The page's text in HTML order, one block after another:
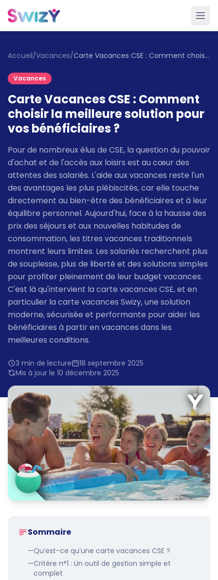
Accueil/Vacances/ Carte Vacances CSE : Comment choisir la meilleure solution pour vos bénéficiaires ?
Vacances
Carte Vacances CSE : Comment
choisir la meilleure solution pour
vos bénéficiaires ?
Pour de nombreux élus de CSE, la question du pouvoir
d'achat et de l'accès aux loisirs est au cœur des
attentes des salariés. L'aide aux vacances reste l'un
des avantages les plus plébiscités, car elle touche
directement au bien-être des bénéficiaires et à leur
équilibre personnel. Aujourd'hui, face à la hausse des
prix des séjours et aux nouvelles habitudes de
consommation, les titres vacances traditionnels
montrent leurs limites. Les salariés recherchent plus
de souplesse, plus de liberté et des solutions simples
pour profiter pleinement de leur budget vacances.
C'est là qu'intervient la carte vacances CSE, et en
particulier la carte vacances Swizy, une solution
moderne, sécurisée et performante pour aider les
bénéficiaires à partir en vacances dans les
meilleures conditions.
3 min de lecture
18 septembre 2025
Mis à jour le 10 décembre 2025
Sommaire
—Qu’est-ce qu’une carte vacances CSE ?
—Critère n°1 : Un outil de gestion simple et
complet